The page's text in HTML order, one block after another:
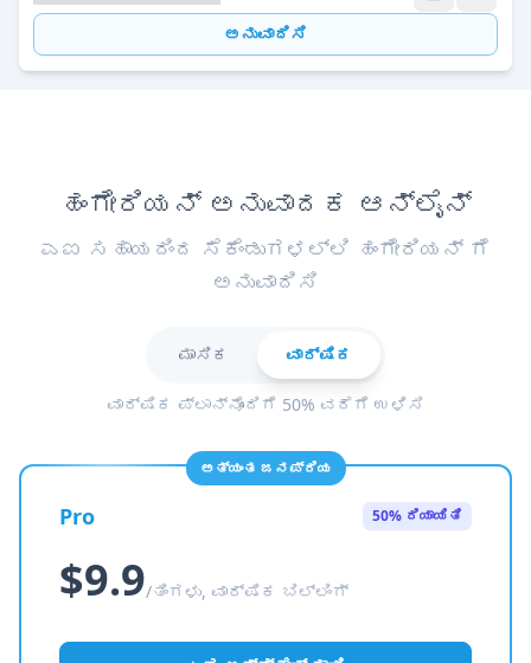
ಅನುವಾದಿಸಿ
ಹಂಗೇರಿಯನ್ ಅನುವಾದಕ ಆನ್ಲೈನ್
ಎಐ ಸಹಾಯದಿಂದ ಸೆಕೆಂಡುಗಳಲ್ಲಿ ಹಂಗೇರಿಯನ್ ಗೆ
ಅನುವಾದಿಸಿ
ಮಾಸಿಕ ವಾರ್ಷಿಕ
ವಾರ್ಷಿಕ ಪ್ಲಾನ್‌ನೊಂದಿಗೆ 50% ವರೆಗೆ ಉಳಿಸಿ
ಅತ್ಯಂತ ಜನಪ್ರಿಯ
Pro 50% ರಿಯಾಯಿತಿ
$9.9/ತಿಂಗಳು, ವಾರ್ಷಿಕ ಬಿಲ್ಲಿಂಗ್